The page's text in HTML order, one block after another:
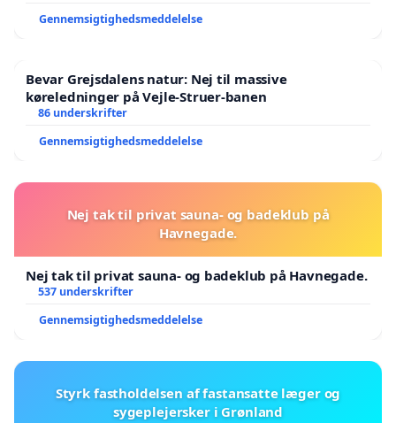
Gennemsigtighedsmeddelelse
Bevar Grejsdalens natur: Nej til massive
køreledninger på Vejle-Struer-banen
86 underskrifter
Gennemsigtighedsmeddelelse
Nej tak til privat sauna- og badeklub på
Havnegade.
Nej tak til privat sauna- og badeklub på Havnegade.
537 underskrifter
Gennemsigtighedsmeddelelse
Styrk fastholdelsen af fastansatte læger og
sygeplejersker i Grønland